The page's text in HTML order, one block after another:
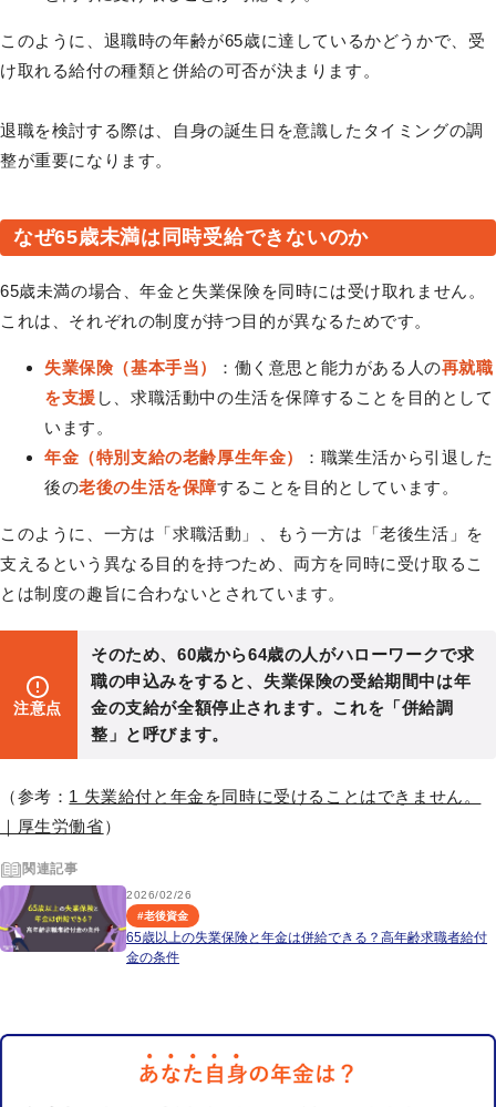
このように、退職時の年齢が65歳に達しているかどうかで、受
け取れる給付の種類と併給の可否が決まります。
退職を検討する際は、自身の誕生日を意識したタイミングの調
整が重要になります。
なぜ65歳未満は同時受給できないのか
65歳未満の場合、年金と失業保険を同時には受け取れません。
これは、それぞれの制度が持つ目的が異なるためです。
失業保険（基本手当） ：働く意思と能力がある人の再就職
を支援 し、求職活動中の生活を保障することを目的として
います。
年金（特別支給の老齢厚生年金）
：職業生活から引退した
後の老後の生活を保障することを目的としています。
このように、一方は「求職活動」、もう一方は「老後生活」を
支えるという異なる目的を持つため、両方を同時に受け取るこ
とは制度の趣旨に合わないとされています。
注意点
そのため、60歳から64歳の人がハローワークで求
職の申込みをすると、失業保険の受給期間中は年
金の支給が全額停止されます。これを「併給調
整」と呼びます。
（参考： 1 失業給付と年金を同時に受けることはできません。
｜厚生労働省）
関連記事
2026/02/26
#老後資金
65歳以上の失業保険と年金は併給できる？高年齢求職者給付
金の条件